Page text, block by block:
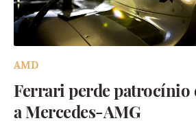
AMD
Ferrari perde patrocínio
a Mercedes-AMG